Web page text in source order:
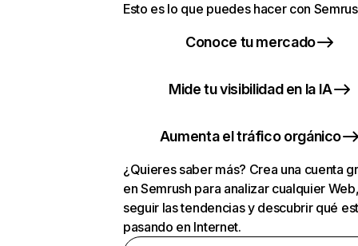
Esto es lo que puedes hacer con
Conoce tu mercado
Mide tu visibilidad en la IA
Aumenta el tráfico orgánico
¿Quieres saber más? Crea una cuenta
en Semrush para analizar cualquier
seguir las tendencias y descubrir qué
pasando en Internet.